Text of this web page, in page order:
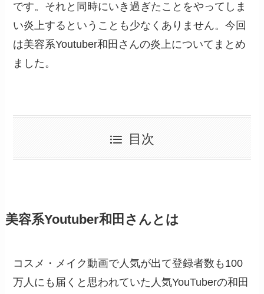
です。それと同時にいき過ぎたことをやってしま
い炎上するということも少なくありません。今回
は美容系Youtuber和田さんの炎上についてまとめ
ました。
目次
美容系Youtuber和田さんとは
コスメ・メイク動画で人気が出て登録者数も100
万人にも届くと思われていた人気YouTuberの和田